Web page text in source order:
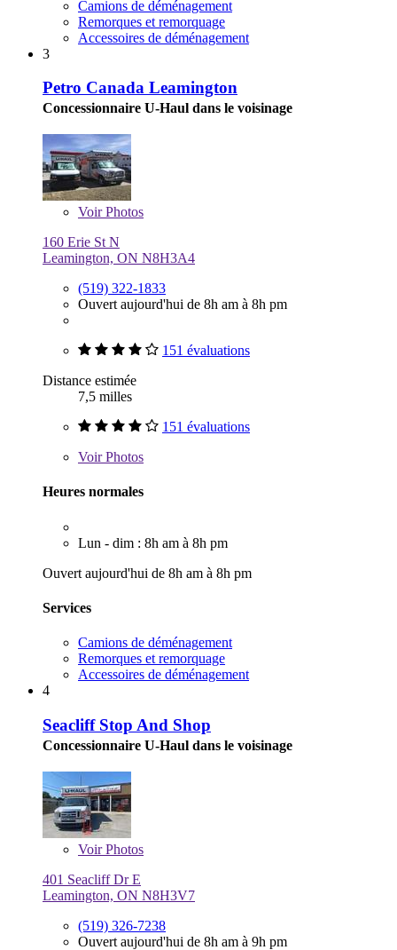
Camions de déménagement
Remorques et remorquage
Accessoires de déménagement
3
Petro Canada Leamington
Concessionnaire U-Haul dans le voisinage
VoirPhotos
160 Erie St N
Leamington, ON N8H3A4
(519) 322-1833
Ouvert aujourd'hui de 8h am à 8h pm
151 évaluations
Distance estimée
7,5 milles
151 évaluations
VoirPhotos
Heures normales
Lun - dim : 8h am à 8h pm
Ouvert aujourd'hui de 8h am à 8h pm
Services
Camions de déménagement
Remorques et remorquage
Accessoires de déménagement
4
Seacliff Stop And Shop
Concessionnaire U-Haul dans le voisinage
VoirPhotos
401 Seacliff Dr E
Leamington, ON N8H3V7
(519) 326-7238
Ouvert aujourd'hui de 8h am à 9h pm